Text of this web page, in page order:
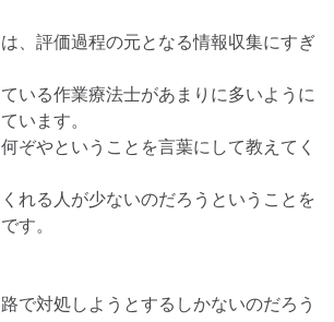
、評価過程の元となる情報収集にすぎ
いる作業療法士があまりに多いように
います。
ぞやということを言葉にして教えてく
れる人が少ないのだろうということを
す。
で対処しようとするしかないのだろう